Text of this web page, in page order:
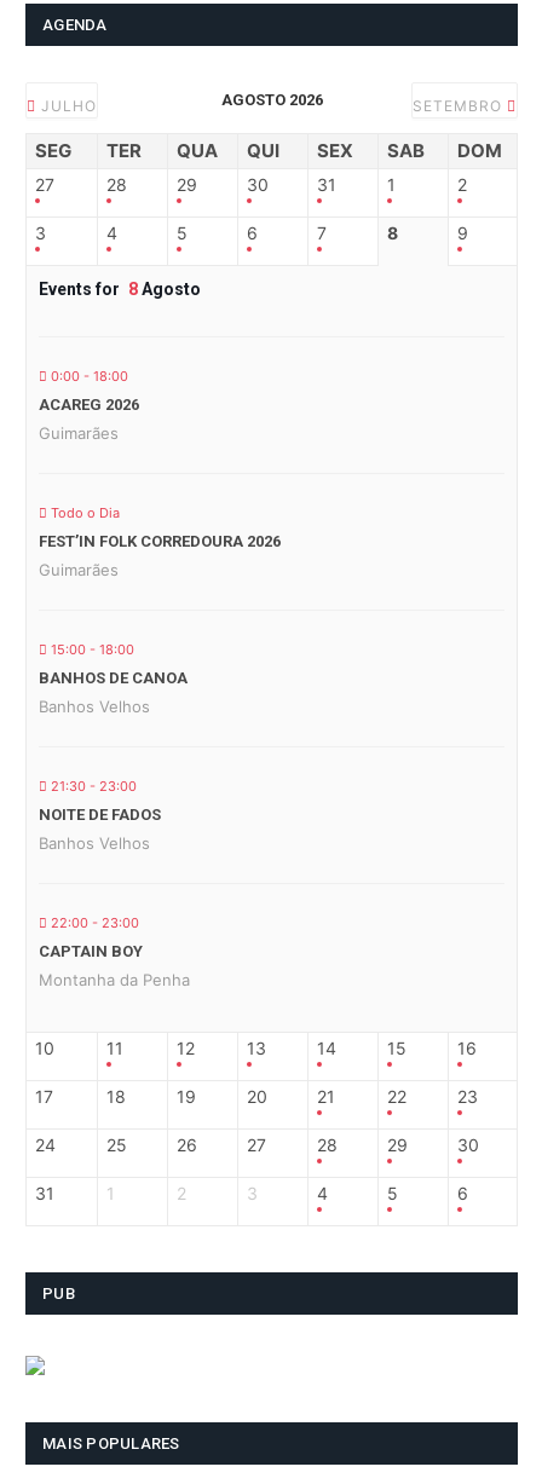
AGENDA
JULHO AGOSTO 2026 SETEMBRO
SEG TER QUA QUI SEX SAB DOM
27 28 29 30 31 1 2
3 4 5 6 7 8 9
Events for 8Agosto
0:00 - 18:00
ACAREG 2026
Guimarães
Todo o Dia
FEST’IN FOLK CORREDOURA 2026
Guimarães
15:00 - 18:00
BANHOS DE CANOA
Banhos Velhos
21:30 - 23:00
NOITE DE FADOS
Banhos Velhos
22:00 - 23:00
CAPTAIN BOY
Montanha da Penha
10 11 12 13 14 15 16
17 18 19 20 21 22 23
24 25 26 27 28 29 30
31 1 2 3 4 5 6
PUB
MAIS POPULARES